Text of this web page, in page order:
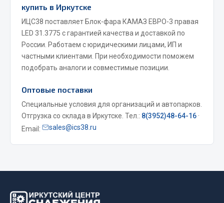
Коробка передач
Коробка передач ZF
Показать ещё
Весь раздел
Запчасти МАЗ
Система питания
Двигатель
купить в Иркутске
ИЦС38 поставляет Блок-фара КАМАЗ ЕВРО-3 правая
LED 31.3775 с гарантией качества и доставкой по
России. Работаем с юридическими лицами, ИП и
частными клиентами. При необходимости поможем
подобрать аналоги и совместимые позиции.
Оптовые поставки
Специальные условия для организаций и автопарков.
Отгрузка со склада в Иркутске. Тел.: 8(3952)48-64-16 ·
Email:
sales@ics38.ru